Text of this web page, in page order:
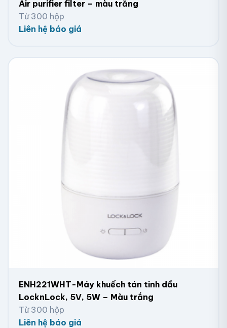
Air purifier filter – màu trắng
Từ 300 hộp
Liên hệ báo giá
ENH221WHT-Máy khuếch tán tinh dầu
LocknLock, 5V, 5W – Màu trắng
Từ 300 hộp
Liên hệ báo giá